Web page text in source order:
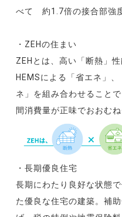
べて 約1.7倍の接合部強
・ZEHの住まい
ZEHとは、高い「断熱」
HEMSによる「省エネ」
ネ」を組み合わせること
間消費量が正味でおおむ
・長期優良住宅
長期にわたり良好な状態
た優良な住宅の建築。補